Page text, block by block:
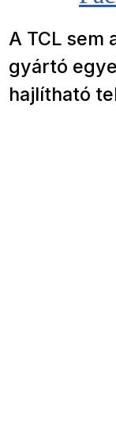
A TCL sem
gyártó
hajlítható